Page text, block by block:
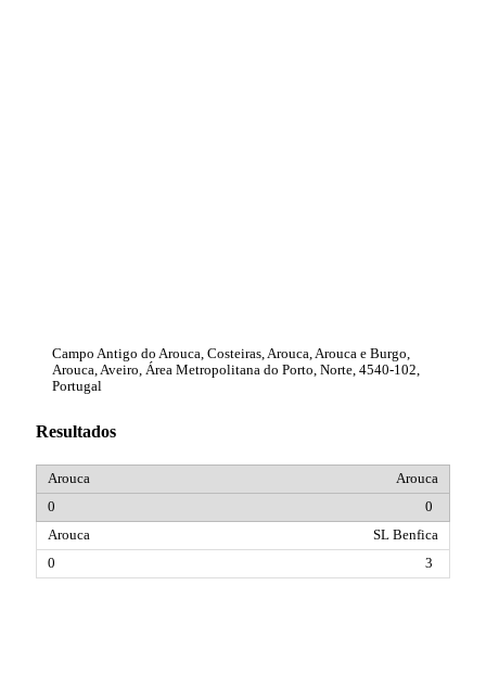
Campo Antigo do Arouca, Costeiras, Arouca, Arouca e Burgo,
Arouca, Aveiro, Área Metropolitana do Porto, Norte, 4540-102,
Portugal
Resultados
Arouca
0
SL Benfica
3